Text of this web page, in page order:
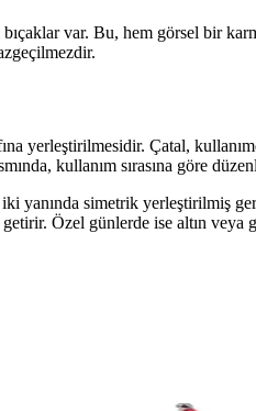
var. Bu, hem görsel bir
yerleştirilmesidir. Çatal,
kullanım sırasına göre
yanında simetrik
Özel günlerde ise altın veya